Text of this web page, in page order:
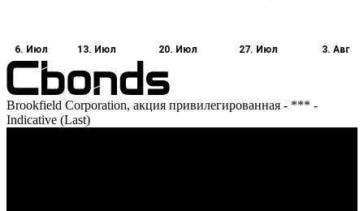
6. Июл 13. Июл 20. Июл 27. Июл 3. Авг
Brookfield Corporation, акция привилегированная - *** -
Indicative (Last)